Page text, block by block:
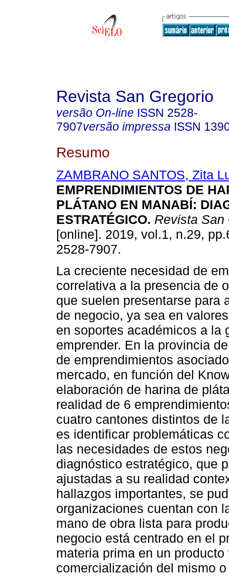
Revista San Gregorio
versão On-line ISSN 2528-
7907versão impressa ISSN
Resumo
ZAMBRANO SANTOS, Zita
EMPRENDIMIENTOS DE
PLÁTANO EN MANABÍ:
ESTRATÉGICO. Revista San
[online]. 2019, vol.1, n.29,
2528-7907.
La creciente necesidad de
correlativa a la presencia de
que suelen presentarse para
de negocio, ya sea en
en soportes académicos a la
emprender. En la provincia
de emprendimientos
mercado, en función del
elaboración de harina de
realidad de 6
cuatro cantones distintos de
es identificar problemáticas
las necesidades de estos
diagnóstico estratégico, que
ajustadas a su realidad
hallazgos importantes, se
organizaciones cuentan con
mano de obra lista para
negocio está centrado en el
materia prima en un
comercialización del mismo